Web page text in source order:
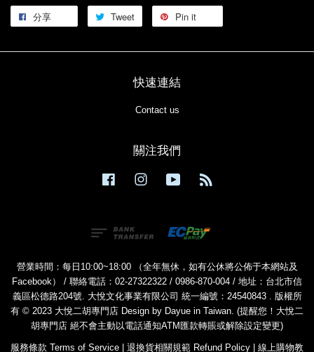
分享 Tweet Pin it
快速連結
Contact us
關注我們
Facebook Instagram YouTube
營業時間：每日10:00~18:00 （全年無休，如有公休將公佈于本網站及
Facebook） / 聯絡電話：02-27322322 / 0986-870-004 / 地址：台北市信
義區松德路204號. 大悅文化事業有限公司 統一編號：24540843 . 版權所
有 © 2023 大悅二胡專門店 Design by Dayue in Taiwan. (提醒您！大悅二
胡專門店 絕不會主動以電話通知ATM匯款轉賬或解除設定變更)
服務條款 Terms of Service | 退換貨相關規範 Refund Policy | 線上購物教